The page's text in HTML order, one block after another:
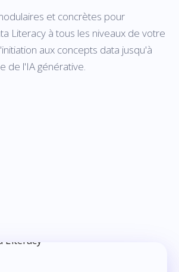
et concrètes pour
Literacy à tous les niveaux de votre
aux concepts data jusqu'à
de l'IA générative.